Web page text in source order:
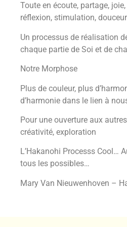
Toute en écoute, partage,
réflexion, stimulation,
Un processus de réalisation
chaque partie de Soi et de
Notre Morphose
Plus de couleur, plus
d’harmonie dans le lien à
Pour une ouverture aux
créativité, exploration
L’Hakanohi Processs Cool…
tous les possibles…
Mary Van Nieuwenhoven –